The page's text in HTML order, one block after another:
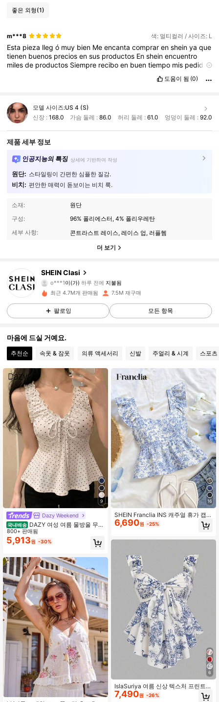
좋은 외형(1)
m***8 색: 멀티컬러 / 사이즈: L
Esta pieza llegó muy bien Meencantacomprarensheinyaque
tienen buenos preciosensus productos Ensheinencuentro
milesde productos Siempre reciboen buentiempo mis pedidos
도움이 됨 (0)
모델 사이즈:US 4 (S)
신장 : 168.0 가슴 둘레 :86.0 허리 둘레 : 61.0 엉덩이 둘레 : 92.0
제품 세부 정보
인공지능의 특징 상세에 기반하여 작성
원단: 스타일링이 간편한 심플한 질감.
비치: 편안한 매력이 돋보이는 비치 룩.
소재:
원단
구성:
96% 폴리에스터, 4% 폴리우레탄
세부 사항:
콘트라스트 레이스, 레이스 업, 러플헴
더 보기
SHEIN Clasi
4.91
823K 팔로워
o***1이(가) 하루 전에
a***1다음2시간 전
4.91 823K 팔로워
4.91 823K 팔로워
823K 팔로워
4.91 823K 팔로워
4.91 823K 팔로워
4.91 823K 팔로워
4.91 823K 팔로워
4.91 823K 팔로워
최근 4.7M개 판매됨 7.5M 재구매
팔로잉 모든 항목
마음에 드실 거예요.
추천순 속옷 & 잠옷 의류 액세서리 신발 주얼리 & 시계 스포
9
Dazy Weekend
국내배송 DAZY 여성 여름 물방울 무늬
전체 프린트 주름 V넥 민소매 캐주얼
탱크탑
800+ 판매됨
5,913원 -30%
16
SHEIN Franclia INS 캐주얼 휴가 캡
슬리브 여성 셔츠
6,690원 -25%
6
IslaSuriya 여름 신상 텍스처 프린트
피티드 러플 헴 캐미솔, 타이 보우 장
식 여성용 탱크 탑, 휴가, 발렌타인데
7,490원 -26%